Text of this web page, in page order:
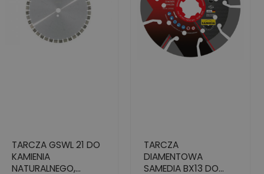
TARCZA GSWL 21 DO
KAMIENIA
NATURALNEGO,
TARCZA
DIAMENTOWA
SAMEDIA BX13 DO